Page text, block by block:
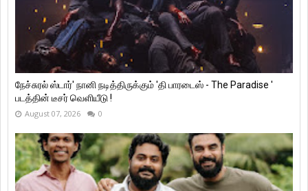
நேச்சுரல் ஸ்டார்' நானி நடித்திருக்கும் 'தி பாரடைஸ் - The Paradise '
படத்தின் டீசர் வெளியீடு !
August 07, 2026 0